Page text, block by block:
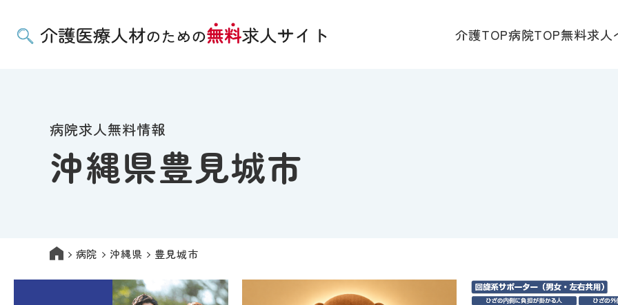
介護TOP病院TOP無料求人
病院求人無料情報
沖縄県豊見城市
病院 沖縄県 豊見城市